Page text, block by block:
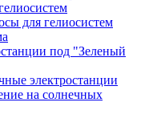
для гелиосистем
под "Зеленый
электростанции
на солнечных